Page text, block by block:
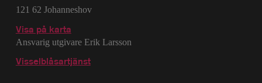
121 62 Johanneshov
Visa på karta
Ansvarig utgivare Erik Larsson
Visselblåsartjänst